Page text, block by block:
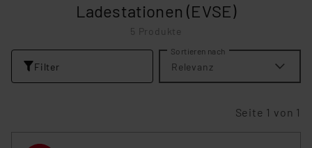
Ladestationen (EVSE)
5 Produkte
Filter
Sortieren nach
Relevanz
Seite 1 von 1